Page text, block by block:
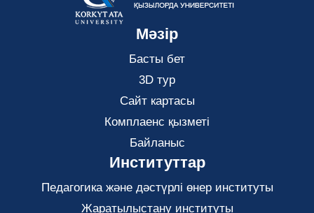
Мәзір
Басты бет
3D тур
Сайт картасы
Комплаенс қызметі
Байланыс
Институттар
Педагогика және дәстүрлі өнер институты
Жаратылыстану институты